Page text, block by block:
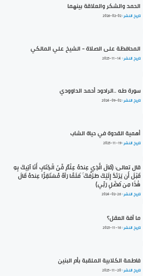
الحمد والشكر والعلاقة بينهما
تاريخ النشر :2026-02-02
المحافظة على الصلاة - الشيخ علي المالكي
تاريخ النشر : 2025-11-14
سورة طه ..الرادود أحمد الداوودي
تاريخ النشر :2024-09-02
أهمية القدوة في حياة الشاب
تاريخ النشر :2025-11-19
قال تعالى: ﴿قَالَ الَّذِي عِندَهُ عِلْمٌ مِّنَ الْكِتَابِ أَنَا آتِيكَ بِهِ
قَبْلَ أَن يَرْتَدَّ إِلَيْكَ طَرْفُكَ ۚ فَلَمَّا رَآهُ مُسْتَقِرًّا عِندَهُ قَالَ
هَٰذَا مِن فَضْلِ رَبِّي﴾
تاريخ النشر :2024-02-26
ما آفة العقل؟
تاريخ النشر :2025-11-16
فاطمة الكلابية الملقبة بأم البنين
تاريخ النشر :2025-11-20